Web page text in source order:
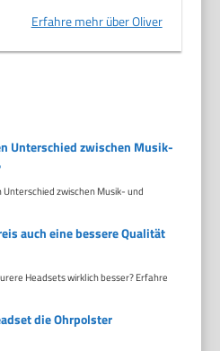
Erfahre mehr über Oliver
Unterschied zwischen Musik-
zwischen Musik- und
auch eine bessere Qualität
Headsets wirklich besser? Erfahre
die Ohrpolster